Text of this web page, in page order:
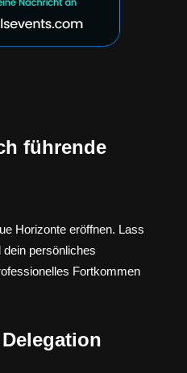
führende
Horizonte eröffnen. Lass
persönliches
Fortkommen